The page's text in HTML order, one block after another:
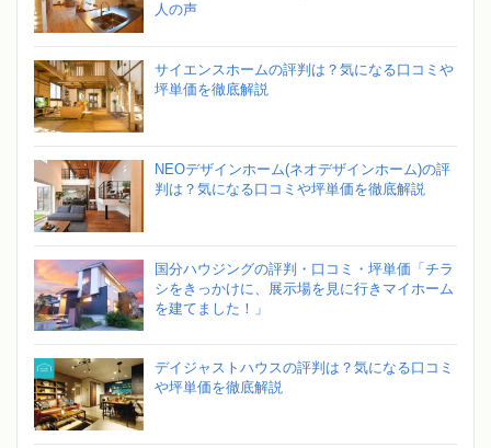
人の声
サイエンスホームの評判は？気になる口コミや
坪単価を徹底解説
NEOデザインホーム(ネオデザインホーム)の評
判は？気になる口コミや坪単価を徹底解説
国分ハウジングの評判・口コミ・坪単価「チラ
シをきっかけに、展示場を見に行きマイホーム
を建てました！」
デイジャストハウスの評判は？気になる口コミ
や坪単価を徹底解説